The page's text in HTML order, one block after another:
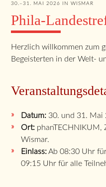
30.–31. MAI 2026 IN WISMAR
Phila-
Herzlich willkommen zum
Begeisterten in der Welt-
Datum: 30. und 31. Mai
Ort: phanTECHNIKUM,
Wismar.
Einlass:Ab 08:30 Uhr
09:15 Uhr für alle